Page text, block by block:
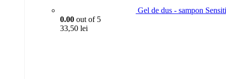
Gel de dus - sampon
0.00 out of 5
33,50 lei